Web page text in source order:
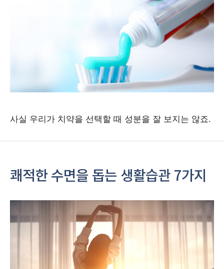
사실 우리가 치약을 선택할 때 성분을 잘 보지는 않죠.
쾌적한 수면을 돕는 생활습관 7가지